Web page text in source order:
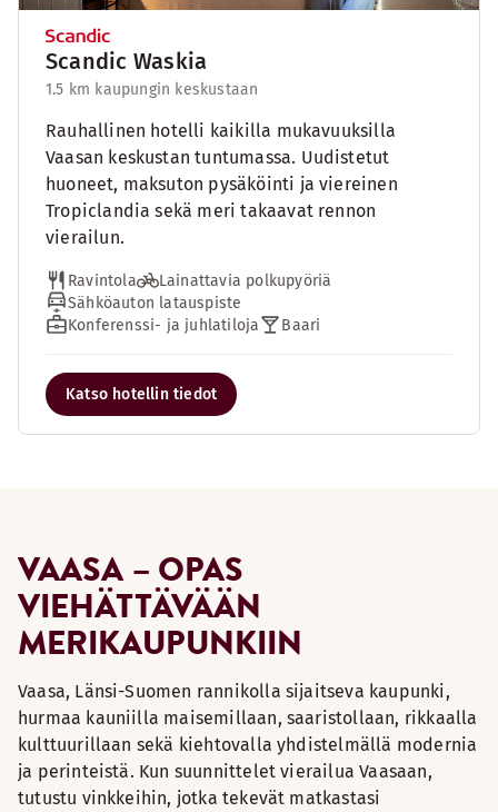
Scandic Waskia
1.5 km kaupungin keskustaan
Rauhallinen hotelli kaikilla mukavuuksilla
Vaasan keskustan tuntumassa. Uudistetut
huoneet, maksuton pysäköinti ja viereinen
Tropiclandia sekä meri takaavat rennon
vierailun.
Ravintola
Lainattavia polkupyöriä
Sähköauton latauspiste
Konferenssi- ja juhlatiloja
Baari
Katso hotellin tiedot
VAASA – OPAS
VIEHÄTTÄVÄÄN
MERIKAUPUNKIIN
Vaasa, Länsi-Suomen rannikolla sijaitseva kaupunki,
hurmaa kauniilla maisemillaan, saaristollaan, rikkaalla
kulttuurillaan sekä kiehtovalla yhdistelmällä modernia
ja perinteistä. Kun suunnittelet vierailua Vaasaan,
tutustu vinkkeihin, jotka tekevät matkastasi